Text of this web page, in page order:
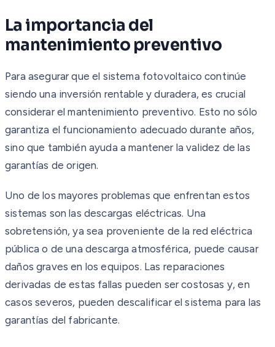
La importancia del
mantenimiento preventivo
Para asegurar que el sistema fotovoltaico continúe
siendo una inversión rentable y duradera, es crucial
considerar el mantenimiento preventivo. Esto no sólo
garantiza el funcionamiento adecuado durante años,
sino que también ayuda a mantener la validez de las
garantías de origen.
Uno de los mayores problemas que enfrentan estos
sistemas son las descargas eléctricas. Una
sobretensión, ya sea proveniente de la red eléctrica
pública o de una descarga atmosférica, puede causar
daños graves en los equipos. Las reparaciones
derivadas de estas fallas pueden ser costosas y, en
casos severos, pueden descalificar el sistema para las
garantías del fabricante.